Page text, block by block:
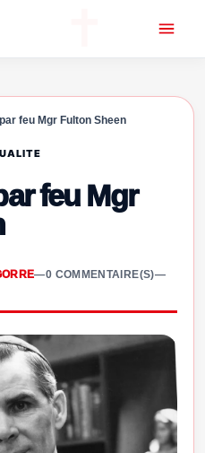
feu Mgr Fulton Sheen
feu Mgr
—0 COMMENTAIRE(S)—